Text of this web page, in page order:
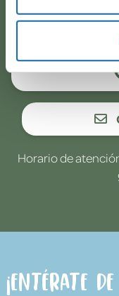
Horario de
¡Entérate